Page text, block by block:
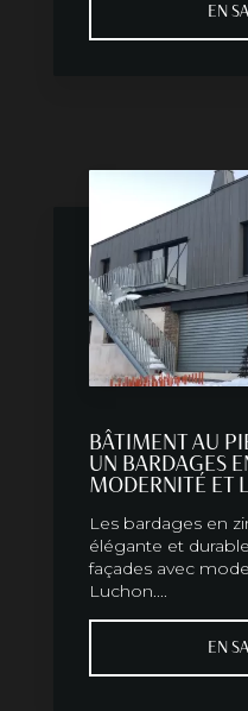
EN
BÂTIMENT AU
UN BARDAGES
MODERNITÉ ET
Les bardages en
élégante et
façades avec
Luchon....
EN